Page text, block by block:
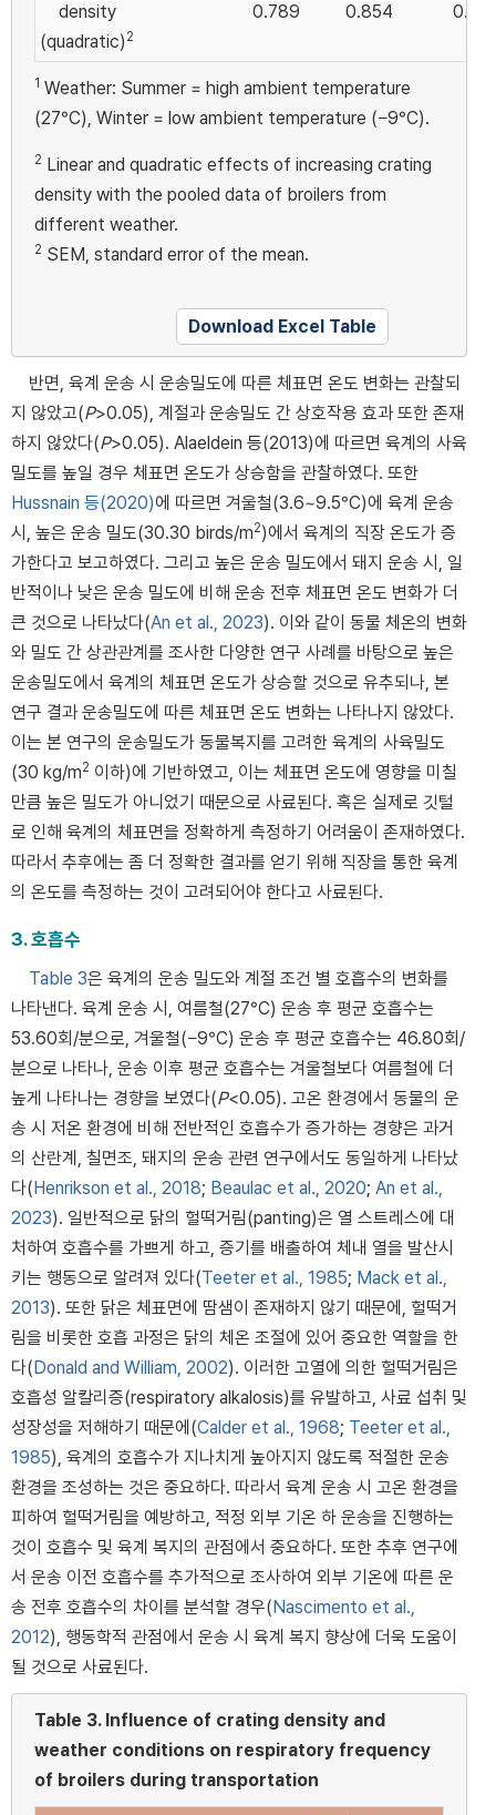
density
(quadratic) 2
0.789 0.854
1 Weather: Summer = high ambient temperature
(27°C), Winter = low ambient temperature (−9°C).
2 Linear and quadratic effects of increasing crating
density with the pooled data of broilers from
different weather.
2 SEM, standard error of the mean.
Download Excel Table
반면, 육계 운송 시 운송밀도에 따른 체표면 온도 변화는 관찰되
지 않았고(P>0.05), 계절과 운송밀도 간 상호작용 효과 또한 존재
하지 않았다(P>0.05). Alaeldein 등(2013)에 따르면 육계의 사육
밀도를 높일 경우 체표면 온도가 상승함을 관찰하였다. 또한
Hussnain 등(2020)에 따르면 겨울철(3.6~9.5°C)에 육계 운송
시, 높은 운송 밀도(30.30 birds/m2)에서 육계의 직장 온도가 증
가한다고 보고하였다. 그리고 높은 운송 밀도에서 돼지 운송 시, 일
반적이나 낮은 운송 밀도에 비해 운송 전후 체표면 온도 변화가 더
큰 것으로 나타났다(An et al., 2023). 이와 같이 동물 체온의 변화
와 밀도 간 상관관계를 조사한 다양한 연구 사례를 바탕으로 높은
운송밀도에서 육계의 체표면 온도가 상승할 것으로 유추되나, 본
연구 결과 운송밀도에 따른 체표면 온도 변화는 나타나지 않았다.
이는 본 연구의 운송밀도가 동물복지를 고려한 육계의 사육밀도
(30 kg/m2 이하)에 기반하였고, 이는 체표면 온도에 영향을 미칠
만큼 높은 밀도가 아니었기 때문으로 사료된다. 혹은 실제로 깃털
로 인해 육계의 체표면을 정확하게 측정하기 어려움이 존재하였다.
따라서 추후에는 좀 더 정확한 결과를 얻기 위해 직장을 통한 육계
의 온도를 측정하는 것이 고려되어야 한다고 사료된다.
3. 호흡수
Table 3은 육계의 운송 밀도와 계절 조건 별 호흡수의 변화를
나타낸다. 육계 운송 시, 여름철(27°C) 운송 후 평균 호흡수는
53.60회/분으로, 겨울철(−9°C) 운송 후 평균 호흡수는 46.80회/
분으로 나타나, 운송 이후 평균 호흡수는 겨울철보다 여름철에 더
높게 나타나는 경향을 보였다(P<0.05). 고온 환경에서 동물의 운
송 시 저온 환경에 비해 전반적인 호흡수가 증가하는 경향은 과거
의 산란계, 칠면조, 돼지의 운송 관련 연구에서도 동일하게 나타났
다(Henrikson et al., 2018; Beaulac et al., 2020; An et al.,
2023). 일반적으로 닭의 헐떡거림(panting)은 열 스트레스에 대
처하여 호흡수를 가쁘게 하고, 증기를 배출하여 체내 열을 발산시
키는 행동으로 알려져 있다(Teeter et al., 1985; Mack et al.,
2013). 또한 닭은 체표면에 땀샘이 존재하지 않기 때문에, 헐떡거
림을 비롯한 호흡 과정은 닭의 체온 조절에 있어 중요한 역할을 한
다(Donald and William, 2002). 이러한 고열에 의한 헐떡거림은
호흡성 알칼리증(respiratory alkalosis)를 유발하고, 사료 섭취 및
성장성을 저해하기 때문에(Calder et al., 1968; Teeter et al.,
1985), 육계의 호흡수가 지나치게 높아지지 않도록 적절한 운송
환경을 조성하는 것은 중요하다. 따라서 육계 운송 시 고온 환경을
피하여 헐떡거림을 예방하고, 적정 외부 기온 하 운송을 진행하는
것이 호흡수 및 육계 복지의 관점에서 중요하다. 또한 추후 연구에
서 운송 이전 호흡수를 추가적으로 조사하여 외부 기온에 따른 운
송 전후 호흡수의 차이를 분석할 경우(Nascimento et al.,
2012), 행동학적 관점에서 운송 시 육계 복지 향상에 더욱 도움이
될 것으로 사료된다.
Table 3. Influence of crating density and
weather conditions on respiratory frequency
of broilers during transportation